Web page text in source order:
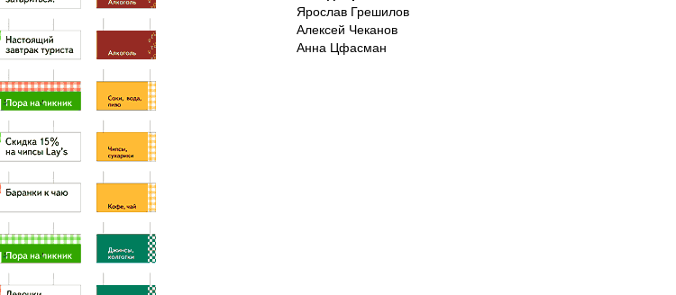
Ярослав Грешилов
Алексей Чеканов
Анна Цфасман